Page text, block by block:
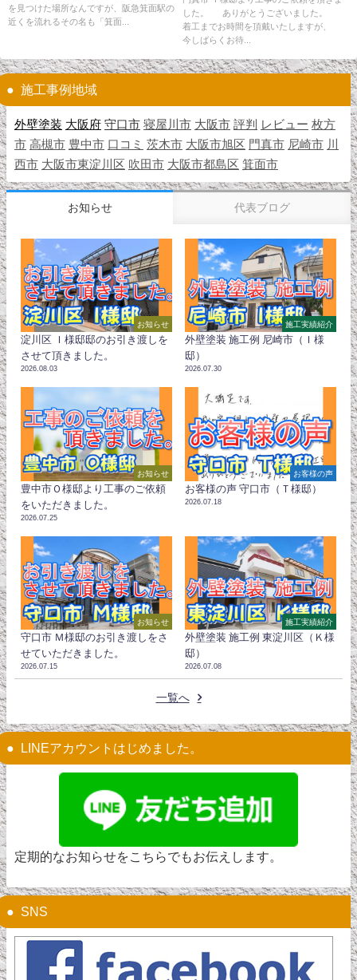
を見つけた場所なんですが、阪急箕面駅の
近くを流れるその名も「箕面...
した。 ありがとうございました。
着工までお時間を頂戴いたしますが、
今しばらくお待...
施工事例地域
外壁塗装 大阪府 守口市 寝屋川市 大阪市 評判 レビュー 枚方
市 高槻市 豊中市 口コミ 茨木市 大阪市旭区 門真市 尼崎市
川
西市 大阪市東淀川区 吹田市 大阪市都島区 箕面市
お知らせ 代表ブログ
お知らせ
淀川区 Ｉ様邸邸のお引き渡しを
させて頂きました。
2026.08.03
施工実績紹介
外壁塗装 施工例 尼崎市（Ｉ様
邸）
2026.07.30
お知らせ
豊中市Ｏ様邸より工事のご依頼
をいただきました。
2026.07.25
お客様の声
お客様の声 守口市（Ｔ様邸）
2026.07.18
お知らせ
守口市 Ｍ様邸のお引き渡しをさ
せていただきました。
2026.07.15
施工実績紹介
外壁塗装 施工例 東淀川区（Ｋ様
邸）
2026.07.08
一覧へ
LINEアカウントはじめました。
定期的なお知らせをこちらでもお伝えします。
SNS